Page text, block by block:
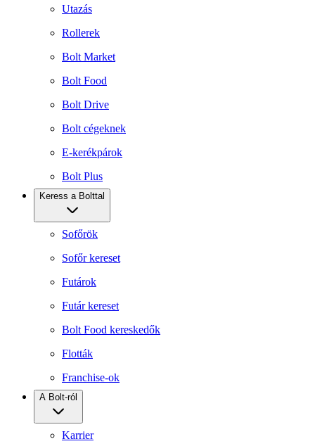
Utazás
Rollerek
Bolt Market
Bolt Food
Bolt Drive
Bolt cégeknek
E-kerékpárok
Bolt Plus
Keress a Bolttal
Sofőrök
Sofőr kereset
Futárok
Futár kereset
Bolt Food kereskedők
Flották
Franchise-ok
A Bolt-ról
Karrier